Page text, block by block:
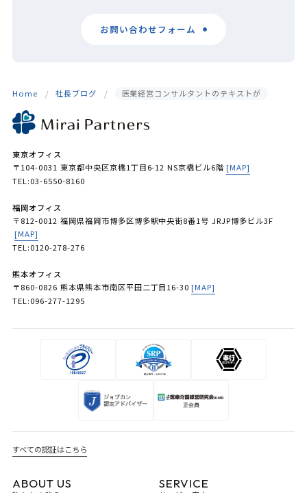
お問い合わせフォーム
Home 社長ブログ 医業経営コンサルタントのテキストが
東京オフィス
〒104-0031 東京都中央区京橋1丁目6-12 NS京橋ビル6階 [MAP]
TEL:03-6550-8160
福岡オフィス
〒812-0012 福岡県福岡市博多区博多駅中央街8番1号 JRJP博多ビル3F
[MAP]
TEL:0120-278-276
熊本オフィス
〒860-0826 熊本県熊本市南区平田二丁目16-30 [MAP]
TEL:096-277-1295
すべての認証はこちら
ABOUT US SERVICE